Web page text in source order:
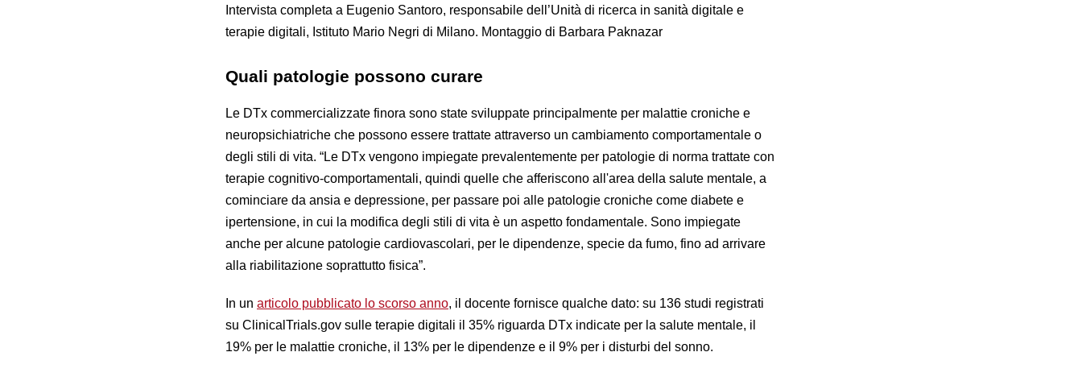
Intervista completa a Eugenio Santoro, responsabile dell’Unità di ricerca in sanità digitale e
terapie digitali, Istituto Mario Negri di Milano. Montaggio di Barbara Paknazar
Quali patologie possono curare
Le DTx commercializzate finora sono state sviluppate principalmente per malattie croniche e
neuropsichiatriche che possono essere trattate attraverso un cambiamento comportamentale o
degli stili di vita. “Le DTx vengono impiegate prevalentemente per patologie di norma trattate con
terapie cognitivo-comportamentali, quindi quelle che afferiscono all'area della salute mentale, a
cominciare da ansia e depressione, per passare poi alle patologie croniche come diabete e
ipertensione, in cui la modifica degli stili di vita è un aspetto fondamentale. Sono impiegate
anche per alcune patologie cardiovascolari, per le dipendenze, specie da fumo, fino ad arrivare
alla riabilitazione soprattutto fisica”.
In un articolo pubblicato lo scorso anno, il docente fornisce qualche dato: su 136 studi registrati
su ClinicalTrials.gov sulle terapie digitali il 35% riguarda DTx indicate per la salute mentale, il
19% per le malattie croniche, il 13% per le dipendenze e il 9% per i disturbi del sonno.